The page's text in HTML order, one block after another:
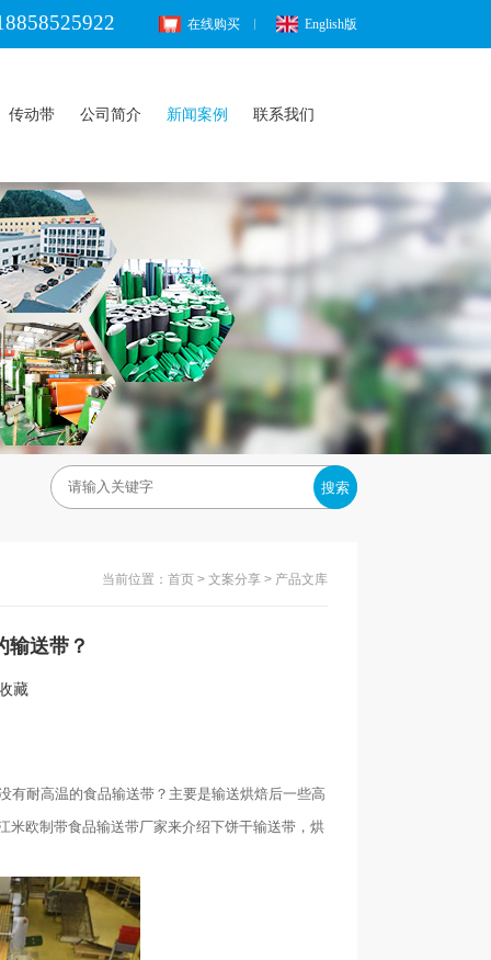
在线购买 English版
传动带 公司简介 新闻案例 联系我们
搜索
当前位置： 首页 > 文案分享 > 产品文库
输送带？
藏
耐高温的食品输送带？主要是输送烘焙后一些高
米欧制带食品输送带厂家来介绍下饼干输送带，烘